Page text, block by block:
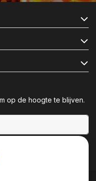
op de hoogte te blijven.